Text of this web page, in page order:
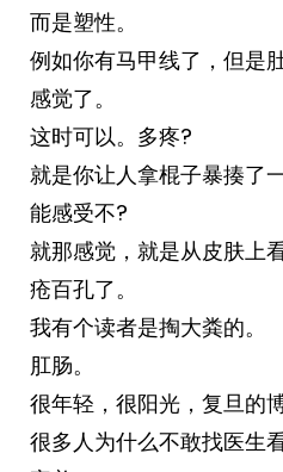
而是塑性。
例如你有马甲线了，但是
感觉了。
这时可以。多疼?
就是你让人拿棍子暴揍了一
能感受不?
就那感觉，就是从皮肤上
疮百孔了。
我有个读者是掏大粪的。
肛肠。
很年轻，很阳光，复旦的博
很多人为什么不敢找医生